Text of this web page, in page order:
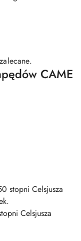
CAME
stopni Celsjusza
Celsjusza